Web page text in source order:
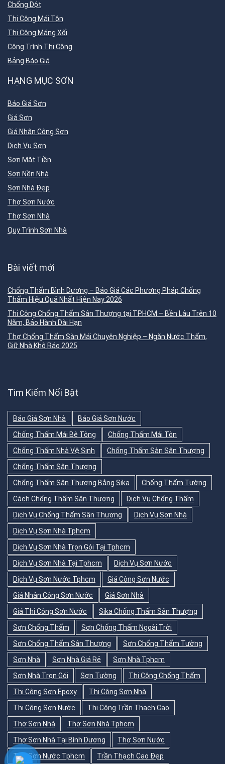
Chống Dột
Thi Công Mái Tôn
Thi Công Máng Xối
Công Trình Thi Công
Bảng Báo Giá
HẠNG MỤC SƠN
Báo Giá Sơn
Giá Sơn
Giá Nhân Công Sơn
Dịch Vụ Sơn
Sơn Mặt Tiền
Sơn Nền Nhà
Sơn Nhà Đẹp
Thợ Sơn Nước
Thợ Sơn Nhà
Quy Trình Sơn Nhà
Bài viết mới
Chống Thấm Bình Dương – Báo Giá Các Phương Pháp Chống
Thấm Hiệu Quả Nhất Hiện Nay 2026
Thi Công Chống Thấm Sân Thượng tại TPHCM – Bền Lâu Trên 10
Năm, Bảo Hành Dài Hạn
Thợ Chống Thấm Sàn Mái Chuyên Nghiệp – Ngăn Nước Thấm,
Giữ Nhà Khô Ráo 2025
Tìm Kiếm Nổi Bật
Báo Giá Sơn Nhà
Báo Giá Sơn Nước
Chống Thấm Mái Bê Tông
Chống Thấm Mái Tôn
Chống Thấm Nhà Vệ Sinh
Chống Thấm Sàn Sân Thượng
Chống Thấm Sân Thượng
Chống Thấm Sân Thượng Bằng Sika
Chống Thấm Tường
Cách Chống Thấm Sân Thượng
Dịch Vụ Chống Thấm
Dịch Vụ Chống Thấm Sân Thượng
Dịch Vụ Sơn Nhà
Dịch Vụ Sơn Nhà Tphcm
Dịch Vụ Sơn Nhà Trọn Gói Tại Tphcm
Dịch Vụ Sơn Nhà Tại Tphcm
Dịch Vụ Sơn Nước
Dịch Vụ Sơn Nước Tphcm
Giá Công Sơn Nước
Giá Nhân Công Sơn Nước
Giá Sơn Nhà
Giá Thi Công Sơn Nước
Sika Chống Thấm Sân Thượng
Sơn Chống Thấm
Sơn Chống Thấm Ngoài Trời
Sơn Chống Thấm Sân Thượng
Sơn Chống Thấm Tường
Sơn Nhà
Sơn Nhà Giá Rẻ
Sơn Nhà Tphcm
Sơn Nhà Trọn Gói
Sơn Tường
Thi Công Chống Thấm
Thi Công Sơn Epoxy
Thi Công Sơn Nhà
Thi Công Sơn Nước
Thi Công Trần Thạch Cao
Thợ Sơn Nhà
Thợ Sơn Nhà Tphcm
Thợ Sơn Nhà Tại Bình Dương
Thợ Sơn Nước
Thợ Sơn Nước Tphcm
Trần Thạch Cao Đẹp